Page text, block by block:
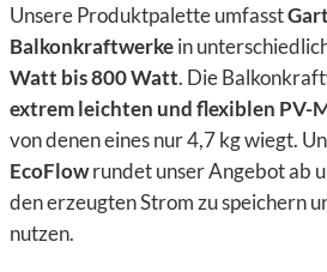
Unsere Produktpalette umfasst
Balkonkraftwerkein
Watt bis 800 Watt. Die
extrem leichten und flexiblen PV-
von denen eines nur 4,7 kg wiegt.
EcoFlowrundet unser Angebot ab
den erzeugten Strom zu speichern
nutzen.